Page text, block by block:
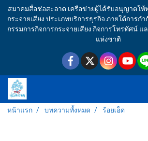
สมาคมสื่อช่อสะอาด เครือข่ายผู้ได้รับอนุญาตให้
กระจายเสียง ประเภทบริการธุรกิจ ภายใต้การ
กรรมการกิจการกระจายเสียง กิจการโทรทัศน์
แห่งชาติ
หน้าแรก บทความทั้งหมด ร้อยเอ็ด